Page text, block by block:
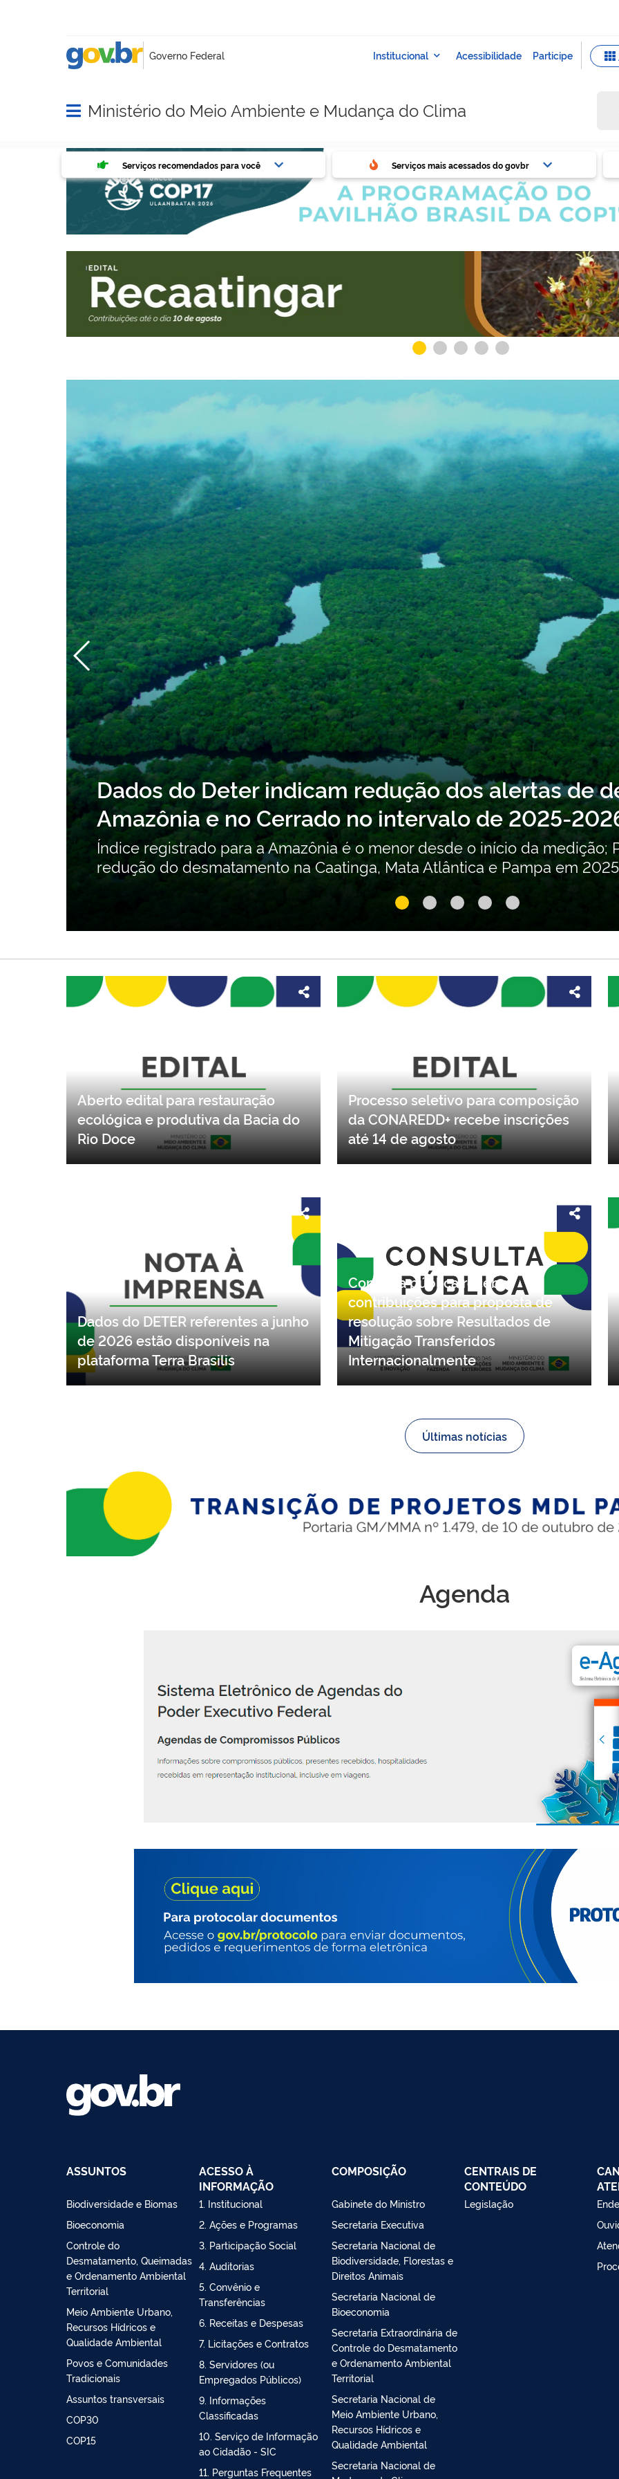
Abrir menu principal de navegação
Ministério do Meio Ambiente e Mudança do Clima
Serviços mais acessados do govbr
Consulta pública sobre o Segundo Inventário
Orgânicos Persistentes (POPs) não intencionais
contribuições
Consulta pública recebe contribuições para a atualização do Segundo
Aberto edital para restauração
ecológica e produtiva da Bacia do
Processo seletivo para composição
da CONAREDD+ recebe inscrições
Dados do DETER referentes a junho
de 2026 estão disponíveis na
Consulta pública recebe
contribuições para proposta de
resolução sobre Resultados de
Mitigação Transferidos
ASSUNTOS
Biodiversidade e Biomas
Bioeconomia
Controle do
e Ordenamento Ambiental
Territorial
Recursos Hídricos e
Qualidade Ambiental
Povos e Comunidades
Tradicionais
Assuntos transversais
ACESSO À
INFORMAÇÃO
1. Institucional
2. Ações e Programas
3. Participação Social
4. Auditorias
5. Convênio e
Transferências
6. Receitas e Despesas
7. Licitações e Contratos
8. Servidores (ou
Empregados Públicos)
9. Informações
Classificadas
10. Serviço de Informação
COMPOSIÇÃO
Gabinete do Ministro
Secretaria Executiva
Biodiversidade, Florestas e
Direitos Animais
Secretaria Nacional de
Bioeconomia
Secretaria Extraordinária de
e Ordenamento Ambiental
Territorial
Secretaria Nacional de
Recursos Hídricos e
CENTRAIS DE